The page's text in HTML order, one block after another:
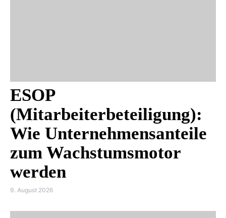
ESOP
(Mitarbeiterbeteiligung):
Wie Unternehmensanteile
zum Wachstumsmotor
werden
9. August 2026